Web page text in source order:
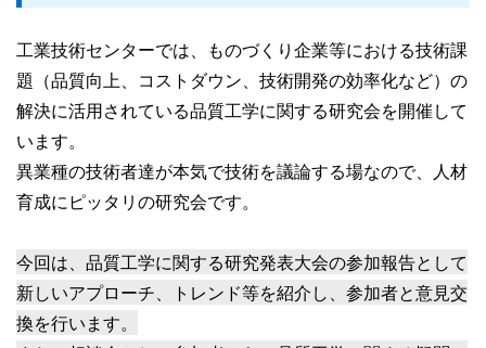
工業技術センターでは、ものづくり企業等における技術課
題（品質向上、コストダウン、技術開発の効率化など）の
解決に活用されている品質工学に関する研究会を開催して
います。
異業種の技術者達が本気で技術を議論する場なので、人材
育成にピッタリの研究会です。
今回は、品質工学に関する研究発表大会の参加報告として
新しいアプローチ、トレンド等を紹介し、参加者と意見交
換を行います。